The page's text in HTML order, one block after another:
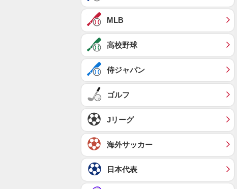
MLB
高校野球
侍ジャパン
ゴルフ
Jリーグ
海外サッカー
日本代表